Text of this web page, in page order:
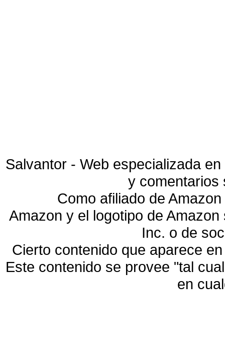
Salvantor - Web especializada
y
Como afiliado de
Amazon y el logotipo de
Inc. o de
Cierto contenido que aparece
Este contenido se provee "tal
en